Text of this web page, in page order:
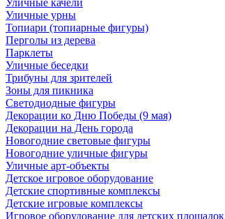
Уличные качели
Уличные урны
Топиари (топиарные фигуры)
Перголы из дерева
Парклеты
Уличные беседки
Трибуны для зрителей
Зоны для пикника
Светодиодные фигуры
Декорации ко Дню Победы (9 мая)
Декорации на День города
Новогодние световые фигуры
Новогодние уличные фигуры
Уличные арт-объекты
Детское игровое оборудование
Детские спортивные комплексы
Детские игровые комплексы
Игровое оборудование для детских площадок